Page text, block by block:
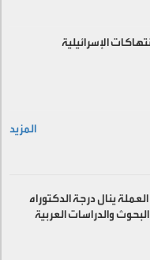
الانتهاكات الإسرائيلية
المزيد
ينال درجة الدكتوراه
والدراسات العربية